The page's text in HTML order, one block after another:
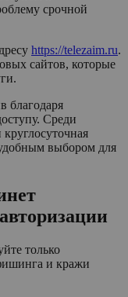
срочной
https://telezaim.ru.
сайтов, которые
благодаря
Среди
выбором для
только
и кражи